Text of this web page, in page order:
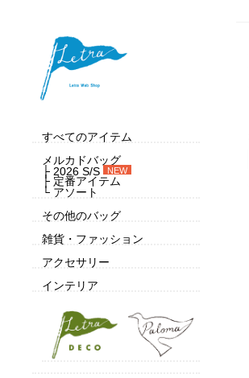
すべてのアイテム
メルカドバッグ
├ 2026 S/S
NEW
├ 定番アイテム
└ アソート
その他のバッグ
雑貨・ファッション
アクセサリー
インテリア